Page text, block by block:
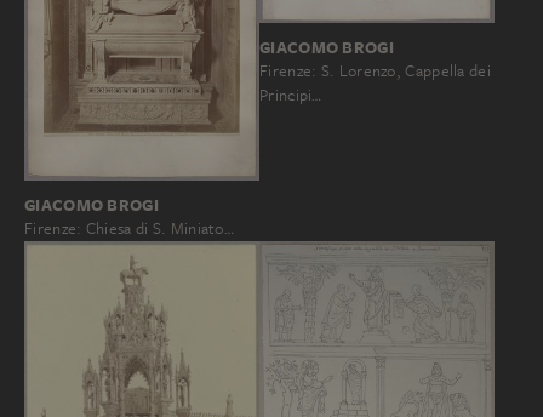
GIACOMO BROGI
Firenze: Chiesa di S. Miniato…
GIACOMO BROGI
Firenze: S. Lorenzo, Cappella dei
Principi…